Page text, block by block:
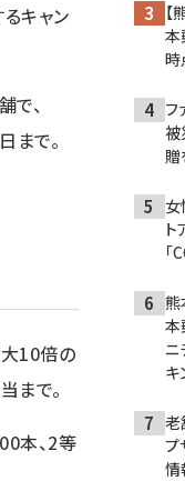
キャン
で、
まで。
10倍の
まで。
本、2等
【
本
時
フ
被
女
「
熊
本
ニ
キ
老
プ
情